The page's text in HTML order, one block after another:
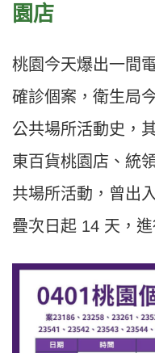
園店
桃園今天爆出一間
確診個案，衛生局
公共場所活動史，
東百貨桃園店、統
共場所活動，曾出
疊次日起 14 天，